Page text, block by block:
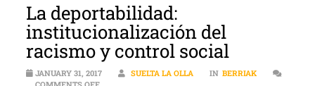
La deportabilidad:
institucionalización del
racismo y control social
JANUARY 31, 2017 SUELTA LA OLLA IN BERRIAK
ON LA DEPORTABILIDAD: INSTITUCIONALIZACIÓN DEL